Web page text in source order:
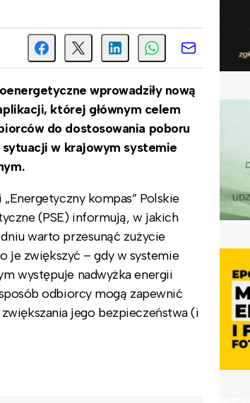
wprowadziły nową
której głównym celem
do dostosowania poboru
w krajowym systemie
kompas” Polskie
(PSE) informują, w jakich
warto przesunąć zużycie
je zwiększyć – gdy w systemie
występuje nadwyżka energii
odbiorcy mogą zapewnić
jego bezpieczeństwa (i